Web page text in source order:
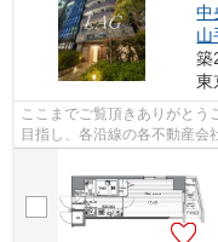
中
山
築
東
ここまでご覧頂きありがとう
目指し、各沿線の各不動産会
様へ提供しております！最新